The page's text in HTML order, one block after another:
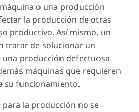
o una producción
la producción de otras
productivo. Así mismo, un
tratar de solucionar un
producción defectuosa
máquinas que requieren
su funcionamiento.
la producción no se